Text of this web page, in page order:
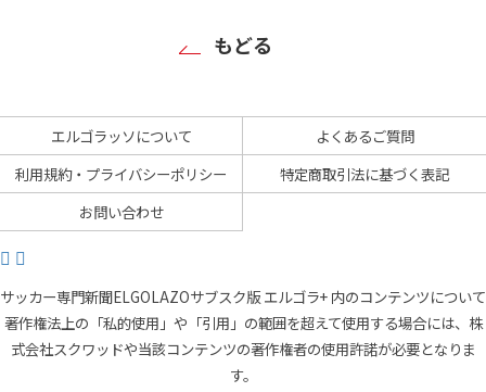
もどる
エルゴラッソについて
よくあるご質問
利用規約・プライバシーポリシー
特定商取引法に基づく表記
お問い合わせ
サッカー専門新聞ELGOLAZOサブスク版 エルゴラ+ 内のコンテンツについて
著作権法上の「私的使用」や「引用」の範囲を超えて使用する場合には、株
式会社スクワッドや当該コンテンツの著作権者の使用許諾が必要となりま
す。